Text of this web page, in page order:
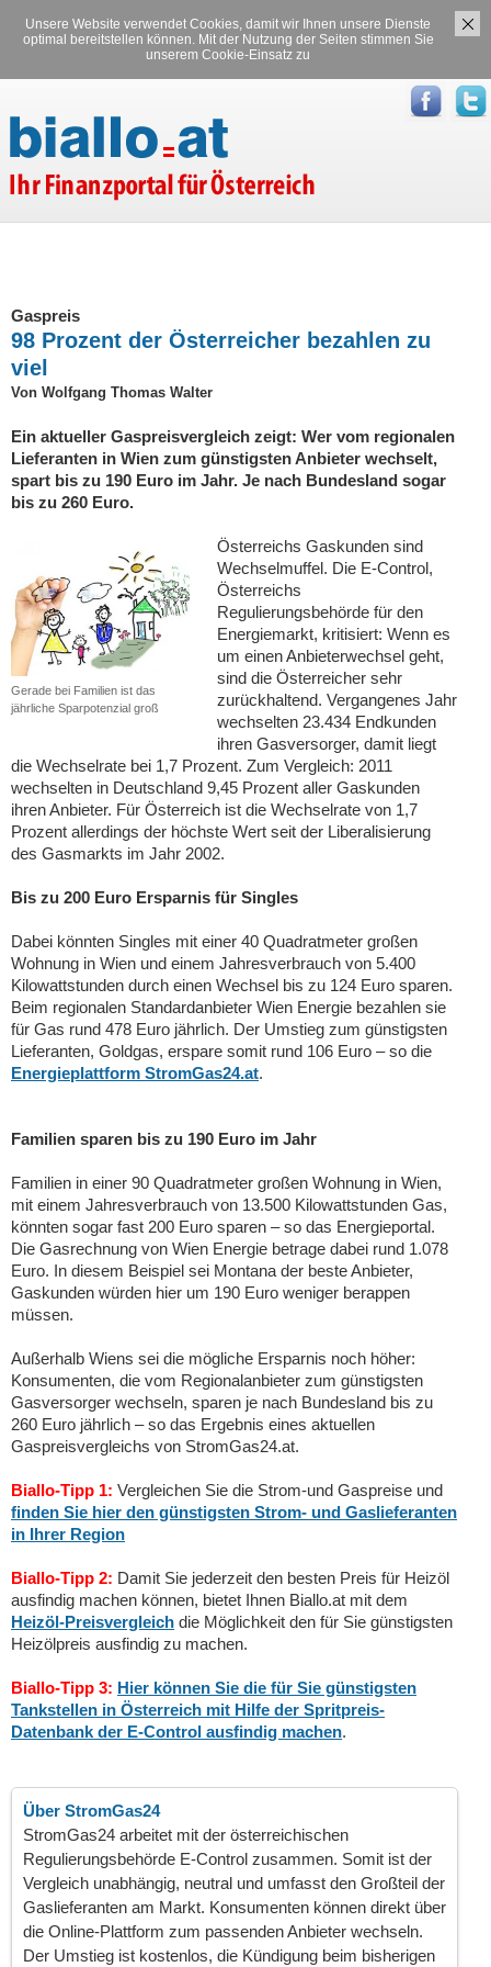
Unsere Website verwendet Cookies, damit wir Ihnen unsere Dienste
optimal bereitstellen können. Mit der Nutzung der Seiten stimmen Sie
unserem Cookie-Einsatz zu
Versicherungen Stromvergleich
Gaspreis
98 Prozent der Österreicher bezahlen zu
viel
Von Wolfgang Thomas Walter
Ein aktueller Gaspreisvergleich zeigt: Wer vom regionalen
Lieferanten in Wien zum günstigsten Anbieter wechselt,
spart bis zu 190 Euro im Jahr. Je nach Bundesland sogar
bis zu 260 Euro.
Gerade bei Familien ist das
jährliche Sparpotenzial groß
Österreichs Gaskunden sind
Wechselmuffel. Die E-Control,
Österreichs
Regulierungsbehörde für den
Energiemarkt, kritisiert: Wenn es
um einen Anbieterwechsel geht,
sind die Österreicher sehr
zurückhaltend. Vergangenes Jahr
wechselten 23.434 Endkunden
ihren Gasversorger, damit liegt
die Wechselrate bei 1,7 Prozent. Zum Vergleich: 2011
wechselten in Deutschland 9,45 Prozent aller Gaskunden
ihren Anbieter. Für Österreich ist die Wechselrate von 1,7
Prozent allerdings der höchste Wert seit der Liberalisierung
des Gasmarkts im Jahr 2002.
Bis zu 200 Euro Ersparnis für Singles
Dabei könnten Singles mit einer 40 Quadratmeter großen
Wohnung in Wien und einem Jahresverbrauch von 5.400
Kilowattstunden durch einen Wechsel bis zu 124 Euro sparen.
Beim regionalen Standardanbieter Wien Energie bezahlen sie
für Gas rund 478 Euro jährlich. Der Umstieg zum günstigsten
Lieferanten, Goldgas, erspare somit rund 106 Euro – so die
Energieplattform StromGas24.at.
Familien sparen bis zu 190 Euro im Jahr
Familien in einer 90 Quadratmeter großen Wohnung in Wien,
mit einem Jahresverbrauch von 13.500 Kilowattstunden Gas,
könnten sogar fast 200 Euro sparen – so das Energieportal.
Die Gasrechnung von Wien Energie betrage dabei rund 1.078
Euro. In diesem Beispiel sei Montana der beste Anbieter,
Gaskunden würden hier um 190 Euro weniger berappen
müssen.
Außerhalb Wiens sei die mögliche Ersparnis noch höher:
Konsumenten, die vom Regionalanbieter zum günstigsten
Gasversorger wechseln, sparen je nach Bundesland bis zu
260 Euro jährlich – so das Ergebnis eines aktuellen
Gaspreisvergleichs von StromGas24.at.
Biallo-Tipp 1: Vergleichen Sie die Strom-und Gaspreise und
finden Sie hier den günstigsten Strom- und Gaslieferanten
in Ihrer Region
Biallo-Tipp 2: Damit Sie jederzeit den besten Preis für Heizöl
ausfindig machen können, bietet Ihnen Biallo.at mit dem
Heizöl-Preisvergleich die Möglichkeit den für Sie günstigsten
Heizölpreis ausfindig zu machen.
Biallo-Tipp 3: Hier können Sie die für Sie günstigsten
Tankstellen in Österreich mit Hilfe der Spritpreis-
Datenbank der E-Control ausfindig machen.
Über StromGas24
StromGas24 arbeitet mit der österreichischen
Regulierungsbehörde E-Control zusammen. Somit ist der
Vergleich unabhängig, neutral und umfasst den Großteil der
Gaslieferanten am Markt. Konsumenten können direkt über
die Online-Plattform zum passenden Anbieter wechseln.
Der Umstieg ist kostenlos, die Kündigung beim bisherigen